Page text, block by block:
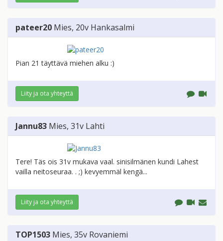
pateer20 Mies, 20v Hankasalmi
Pian 21 täyttävä miehen alku :)
Liity ja ota yhteyttä
Jannu83 Mies, 31v Lahti
Tere! Täs ois 31v mukava vaal. sinisilmänen kundi Lahest
vailla neitoseuraa. . ;) kevyemmäl kengä...
Liity ja ota yhteyttä
TOP1503 Mies, 35v Rovaniemi